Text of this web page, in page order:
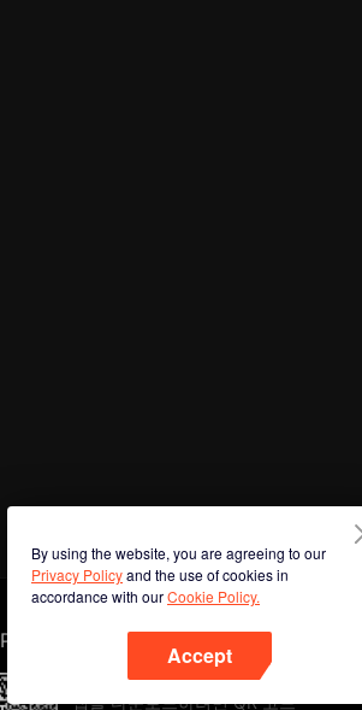
By using the website, you are agreeing to our
Privacy Policyand the use of cookies in
accordance with ourCookie Policy.
Accept
Phone
앱을 다운로드하려면 QR 코드